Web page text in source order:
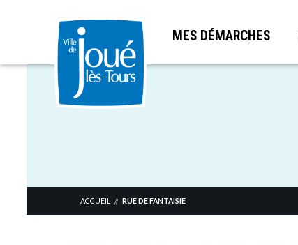
Aller
MES DÉMARCHES
ACCUEIL // RUE DE FANTAISIE